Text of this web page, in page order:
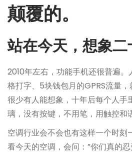
颠覆的。
站在今天，想象
2010年左右，功能手机还很普遍
格打字、5块钱包月的GPRS流量，
很少有人能想象，十年后每个人手
璃，没有按键，不用笔，用触控和
空调行业会不会也有这样一个时
看今天的空调，会问：”你们真的